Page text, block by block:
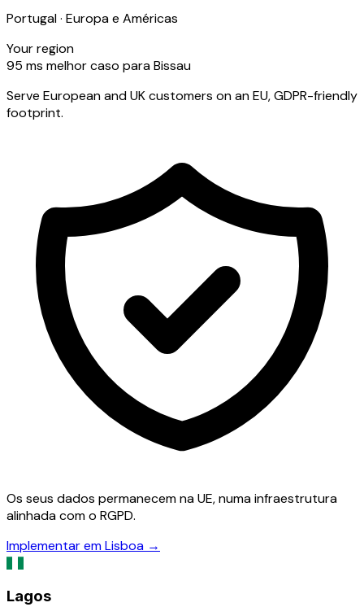
Portugal · Europa e Américas
Your region
95 ms melhor caso para Bissau
Serve European and UK customers on an EU, GDPR-friendly
footprint.
Os seus dados permanecem na UE, numa infraestrutura
alinhada com o RGPD.
Implementar em Lisboa →
Lagos